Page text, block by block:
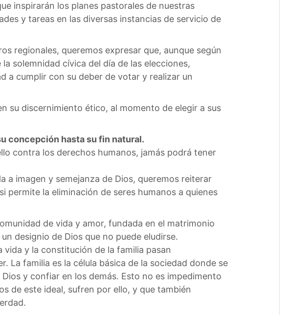
inspirarán los planes pastorales de nuestras
y tareas en las diversas instancias de servicio de
regionales, queremos expresar que, aunque según
solemnidad cívica del día de las elecciones,
a cumplir con su deber de votar y realizar un
su discernimiento ético, al momento de elegir a sus
concepción hasta su fin natural.
contra los derechos humanos, jamás podrá tener
a imagen y semejanza de Dios, queremos reiterar
permite la eliminación de seres humanos a quienes
de vida y amor, fundada en el matrimonio
designio de Dios que no puede eludirse.
y la constitución de la familia pasan
La familia es la célula básica de la sociedad donde se
y confiar en los demás. Esto no es impedimento
de este ideal, sufren por ello, y que también